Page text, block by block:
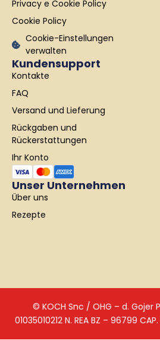
f
Kundensupport
Kontakte
FAQ
Versand und Lieferung
Rückgaben und
Rückerstattungen
Ihr Konto
Privacy e Cookie Policy
Cookie Policy
Cookie-Einstellungen
verwalten
Unser Unternehmen
Über uns
Rezepte
© KOCH Snc / OHG – d. Gojer
01035010212 N. REA BZ – 96799